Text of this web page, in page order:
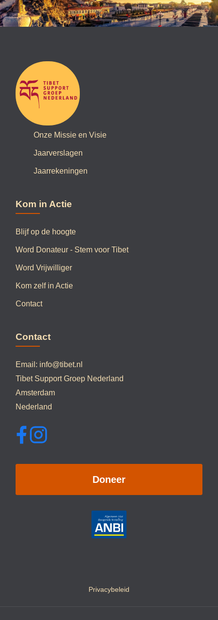
Onze Missie en Visie
Jaarverslagen
Jaarrekeningen
Kom in Actie
Blijf op de hoogte
Word Donateur - Stem voor Tibet
Word Vrijwilliger
Kom zelf in Actie
Contact
Contact
Email: info@tibet.nl
Tibet Support Groep Nederland
Amsterdam
Nederland
Doneer
Privacybeleid